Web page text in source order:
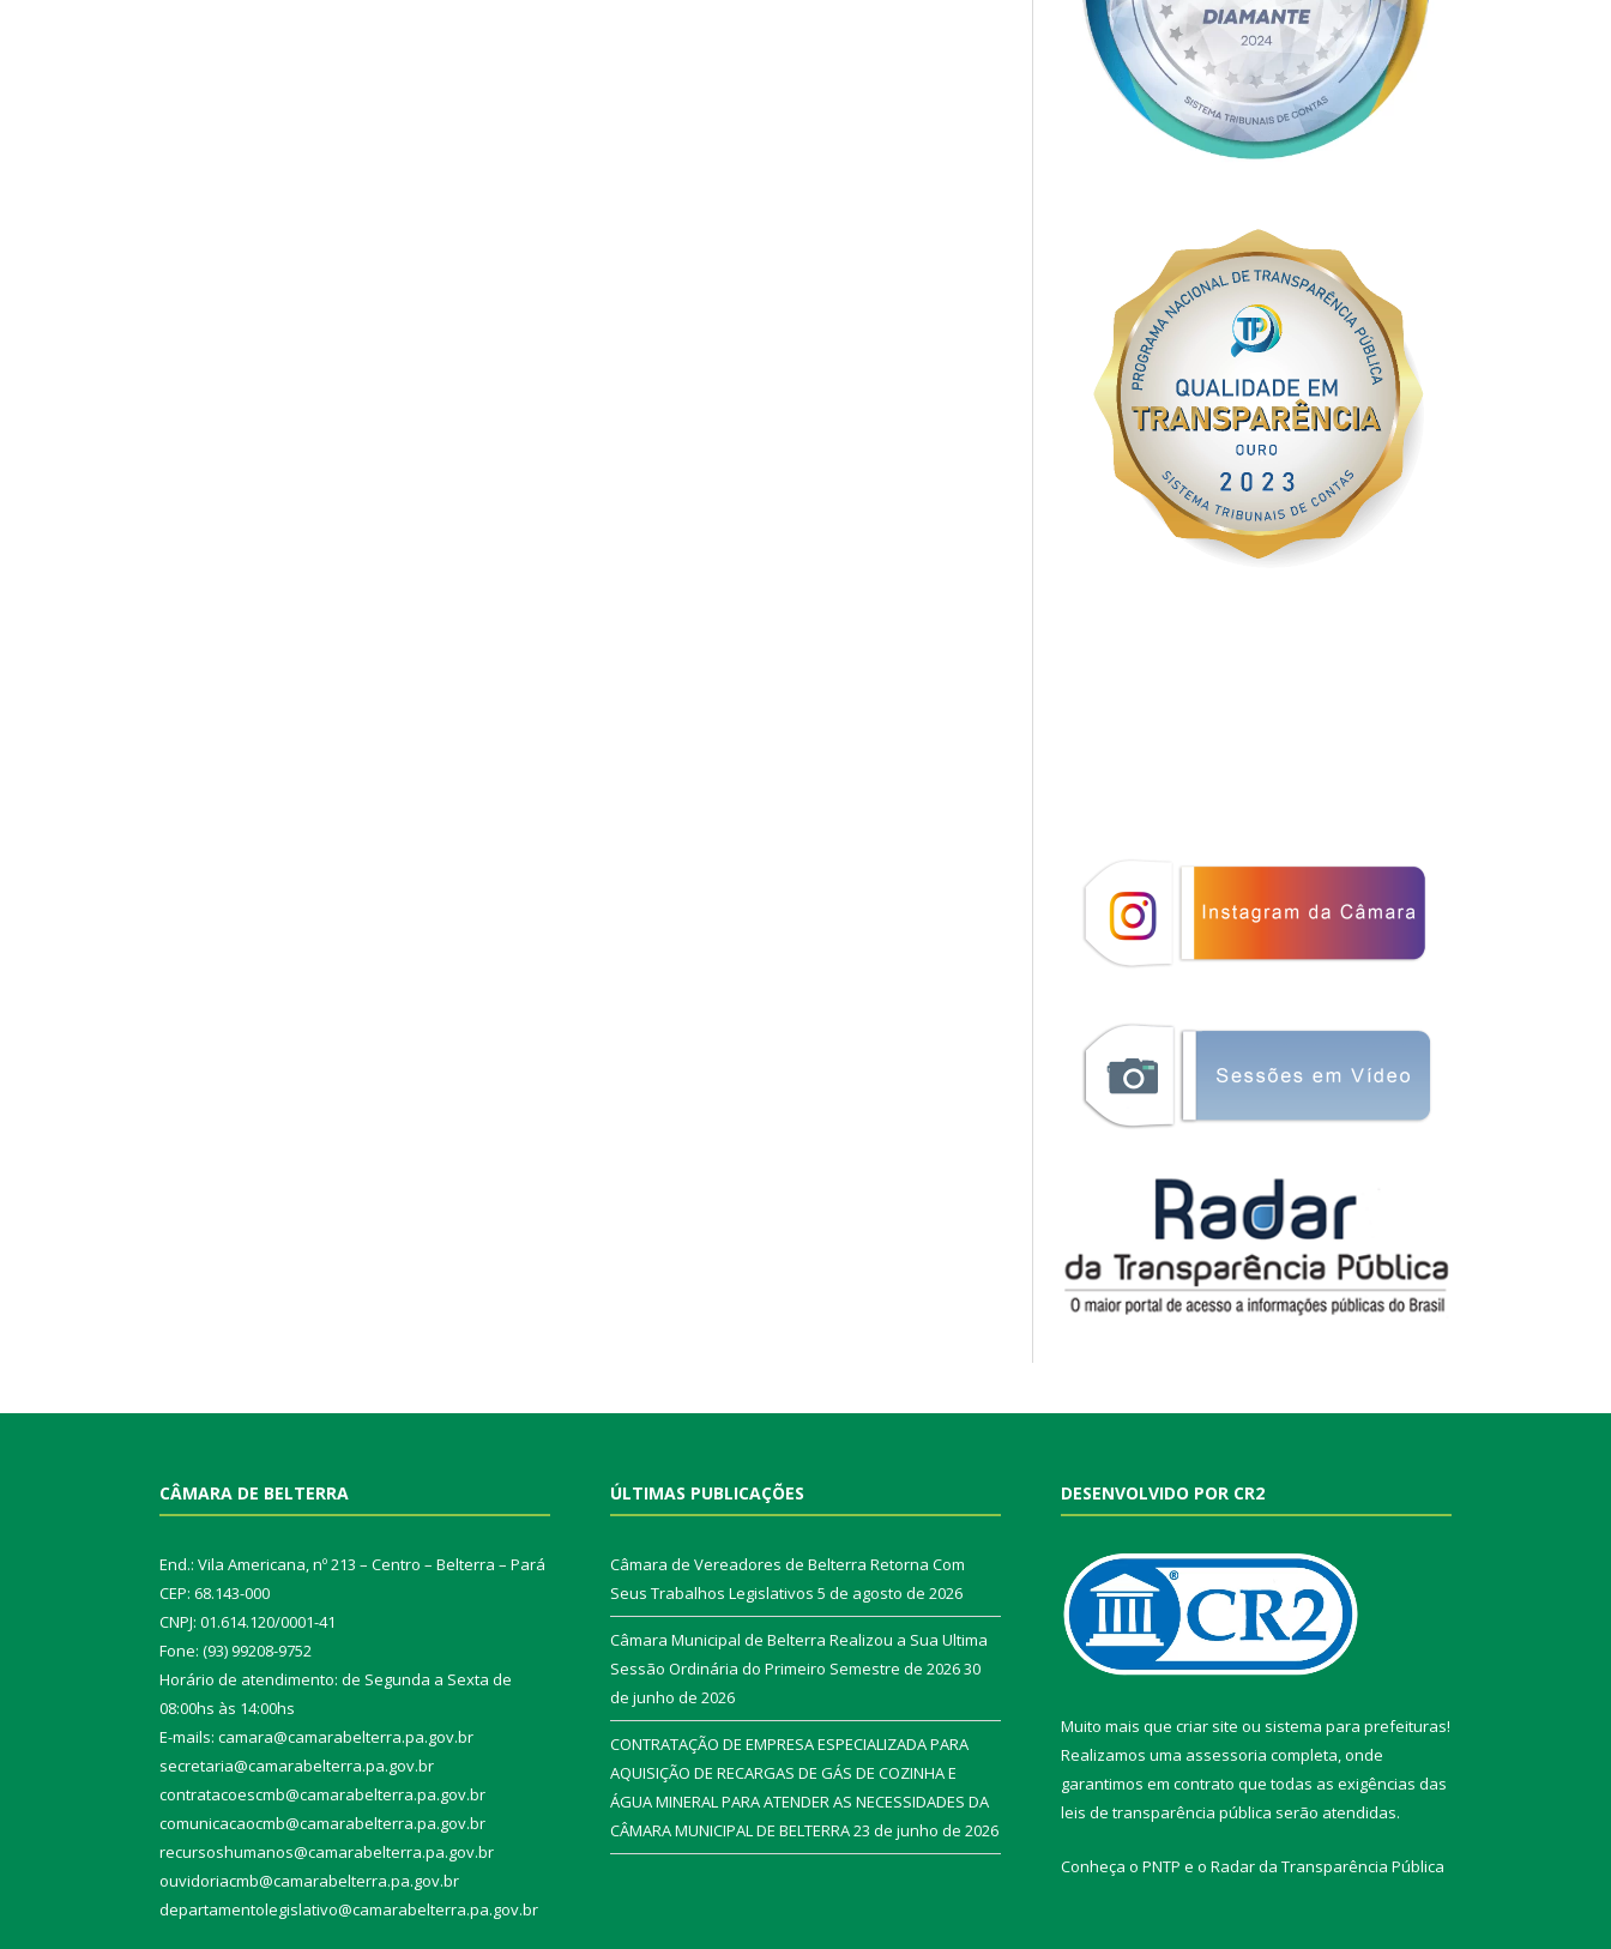
CÂMARA DE BELTERRA
End.: Vila Americana, nº 213 – Centro – Belterra – Pará
CEP: 68.143-000
CNPJ: 01.614.120/0001-41
Fone: (93) 99208-9752
Horário de atendimento: de Segunda a Sexta de
08:00hs às 14:00hs
E-mails: camara@camarabelterra.pa.gov.br
secretaria@camarabelterra.pa.gov.br
contratacoescmb@camarabelterra.pa.gov.br
comunicacaocmb@camarabelterra.pa.gov.br
recursoshumanos@camarabelterra.pa.gov.br
ouvidoriacmb@camarabelterra.pa.gov.br
departamentolegislativo@camarabelterra.pa.gov.br
ÚLTIMAS PUBLICAÇÕES
Câmara de Vereadores de Belterra Retorna Com
Seus Trabalhos Legislativos 5 de agosto de 2026
Câmara Municipal de Belterra Realizou a Sua Ultima
Sessão Ordinária do Primeiro Semestre de 202630
de junho de 2026
CONTRATAÇÃO DE EMPRESA ESPECIALIZADA PARA
AQUISIÇÃO DE RECARGAS DE GÁS DE COZINHA E
ÁGUA MINERAL PARA ATENDER AS NECESSIDADES DA
CÂMARA MUNICIPAL DE BELTERRA23 de junho de 2026
DESENVOLVIDO POR CR2
Muito mais que criar site ou sistema para prefeituras!
Realizamos uma assessoria completa, onde
garantimos em contrato que todas as exigências das
leis de transparência pública serão atendidas.
Conheça o PNTP e o Radar da Transparência Pública